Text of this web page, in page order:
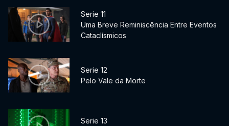
Serie 11
Uma Breve Reminiscência Entre Eventos
Cataclísmicos
Serie 12
Pelo Vale da Morte
Serie 13